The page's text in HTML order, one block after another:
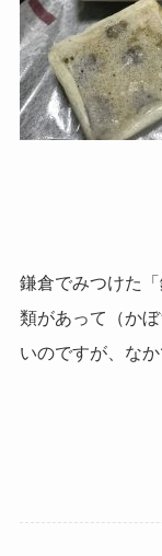
鎌倉でみつけた
類があって（か
いのですが、なか